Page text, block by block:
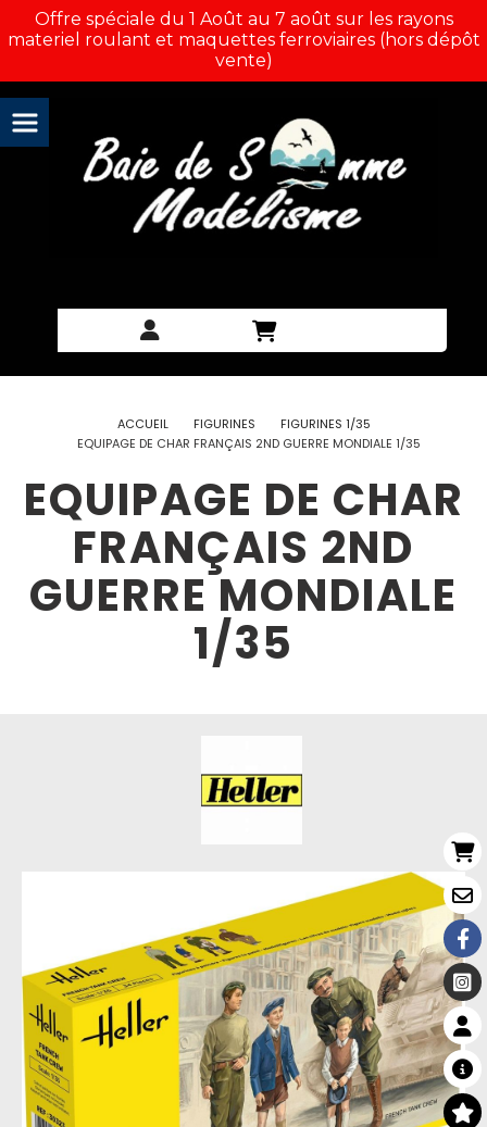
Offre spéciale du 1 Août au 7 août sur les rayons
materiel roulant et maquettes ferroviaires (hors dépôt
vente)
ACCUEIL FIGURINES
FIGURINES 1/35
EQUIPAGE DE CHAR FRANÇAIS 2ND GUERRE MONDIALE 1/35
EQUIPAGE DE CHAR
FRANÇAIS 2ND
GUERRE MONDIALE
1/35
Panneau de gestion des cookies